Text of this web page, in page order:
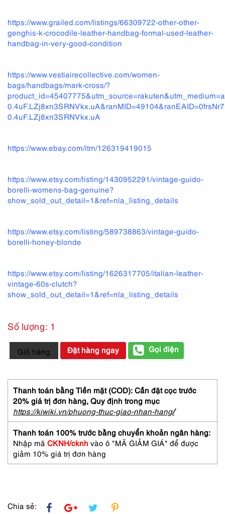
https://www.grailed.com/listings/66309722-other-other-
genghis-k-crocodile-leather-handbag-formal-used-leather-
handbag-in-very-good-condition
https://www.vestiairecollective.com/women-
bags/handbags/mark-cross/?
0.4uF.LZj8xn3SRNVkx.uA
https://www.ebay.com/itm/126319419015
https://www.etsy.com/listing/1430952291/vintage-guido-
borelli-womens-bag-genuine?
show_sold_out_detail=1&ref=nla_listing_details
https://www.etsy.com/listing/589738863/vintage-guido-
borelli-honey-blonde
https://www.etsy.com/listing/1626317705/italian-leather-
vintage-60s-clutch?
show_sold_out_detail=1&ref=nla_listing_details
Số lượng: 1
4020-
Túi
tay-
GUIDO
BORELLI
crocodile
skin
handbag-
Đã
sử
dụng/Khá
Giỏ hàng Đặt hàng ngay Gọi điện
Thanh toán bằng Tiền mặt (COD): Cần đặt cọc trước
20% giá trị đơn hàng, Quy định trong mục
https://kiwiki.vn/phuong-thuc-giao-nhan-hang/
Thanh toán 100% trước bằng chuyển khoản ngân hàng:
Nhập mã CKNH/cknh vào ô "MÃ GIẢM GIÁ" để được
giảm 10% giá trị đơn hàng
Chia sẻ: